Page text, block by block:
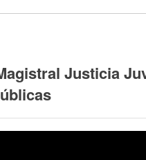
Justicia